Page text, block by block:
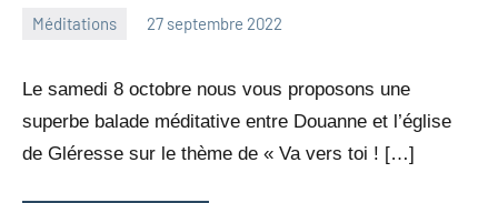
Méditations 27 septembre 2022
Le samedi 8 octobre nous vous proposons une
superbe balade méditative entre Douanne et l’église
de Gléresse sur le thème de « Va vers toi ! […]